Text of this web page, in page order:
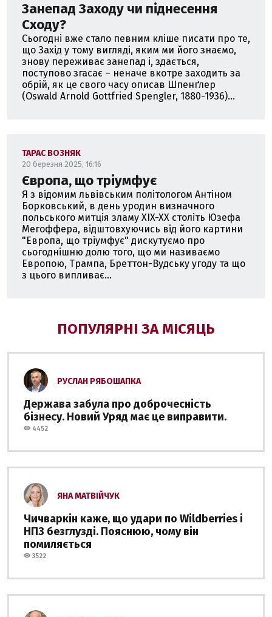
Занепад Заходу чи піднесення
Сходу?
Сьогодні вже стало певним кліше писати про те,
що Захід у тому вигляді, яким ми його знаємо,
знову переживає занепад і, здається,
поступово згасає – неначе вкотре заходить за
обрій, як це свого часу описав Шпенґлер
(Oswald Arnold Gottfried Spengler, 1880-1936)...
ТАРАС ВОЗНЯК
20 березня 2025, 16:16
Європа, що тріумфує
Я з відомим львівським політологом Антіном
Борковський, в день уродин визначного
польського митція зламу XIX-XX століть Юзефа
Мегоффера, відштовхуючись від його картини
"Европа, що тріумфує" дискутуємо про
сьогоднішню долю того, що ми називаємо
Европою, Трампа, Бреттон-Вудську угоду та що
з цього випливає...
ПОПУЛЯРНІ ЗА МІСЯЦЬ
РУСЛАН РЯБОШАПКА
Держава забула про доброчесність
бізнесу. Новий Уряд має це виправити.
4452
ЯНА МАТВІЙЧУК
Чичваркін каже, що удари по Wildberries і
НПЗ безглузді. Пояснюю, чому він
помиляється
3522